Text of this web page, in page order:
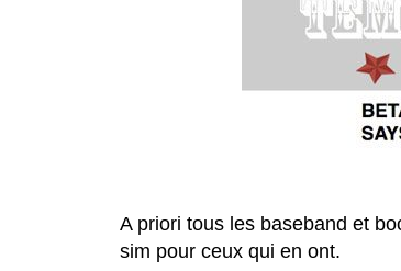
A priori tous les baseband et
sim pour ceux qui en ont.